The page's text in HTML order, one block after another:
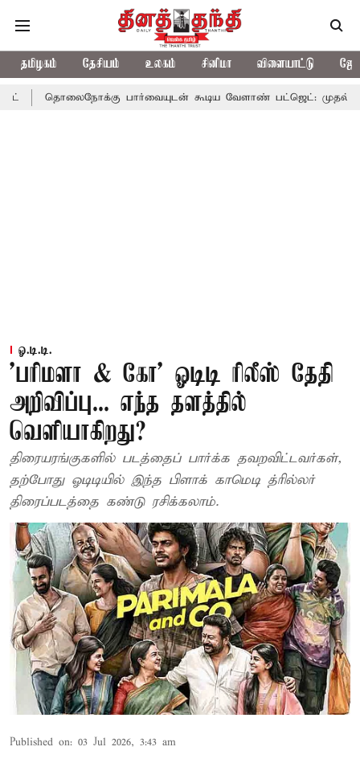
தமிழகம் தேசியம் உலகம் சினிமா விளையாட்டு
பார்வையுடன் கூடிய வேளாண் பட்ஜெட்: முதல்-அமைச்சர்
ஓ.டி.டி.
'பரிமளா & கோ' ஓடிடி ரிலீஸ் தேதி
அறிவிப்பு... எந்த தளத்தில்
வெளியாகிறது?
திரையரங்குகளில் படத்தைப் பார்க்க தவறவிட்டவர்கள்,
தற்போது ஓடிடியில் இந்த பிளாக் காமெடி த்ரில்லர்
திரைப்படத்தை கண்டு ரசிக்கலாம்.
Published on: 03 Jul 2026, 3:43 am